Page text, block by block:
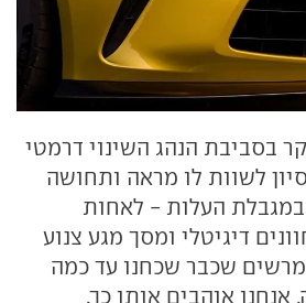
בסביבת הנהג השינוי דרמטי
לשוות לו מראה ותחושה
במגבלת העלות - לאחות
דיגיטלי ומסך מגע צנוע
שכבר שכחנו עד כמה
אנחנו אוהבים אותו כך.